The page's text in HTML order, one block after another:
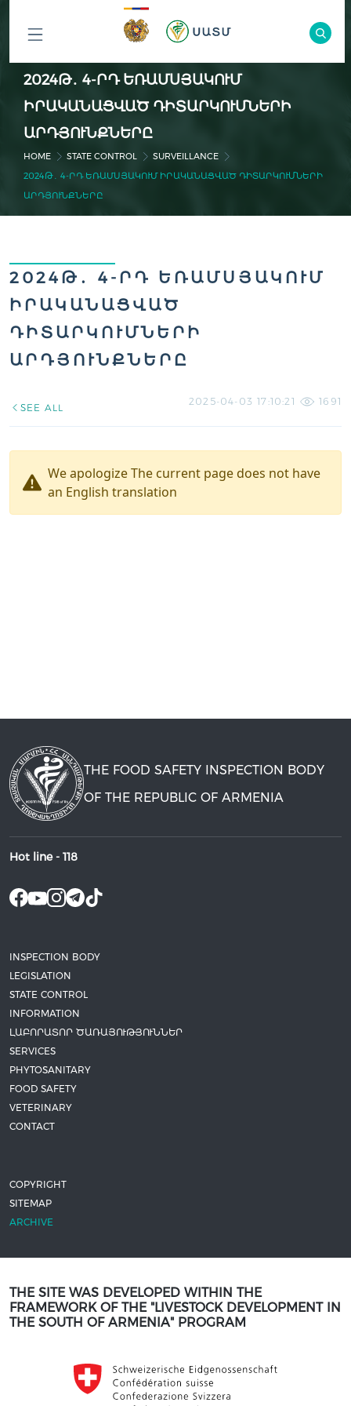
ԲՈԼՈՐ
ԲԱԺԻՆՆԵՐԸ
2024Թ․ 4-ՐԴ ԵՌԱՄՍՅԱԿՈՒՄ
ԻՐԱԿԱՆԱՑՎԱԾ ԴԻՏԱՐԿՈՒՄՆԵՐԻ
ԱՐԴՅՈՒՆՔՆԵՐԸ
HOME STATE CONTROL
SURVEILLANCE
2024Թ․ 4-ՐԴ ԵՌԱՄՍՅԱԿՈՒՄ ԻՐԱԿԱՆԱՑՎԱԾ ԴԻՏԱՐԿՈՒՄՆԵՐԻ
ԱՐԴՅՈՒՆՔՆԵՐԸ
2024Թ․ 4-ՐԴ ԵՌԱՄՍՅԱԿՈՒՄ
ԻՐԱԿԱՆԱՑՎԱԾ
ԴԻՏԱՐԿՈՒՄՆԵՐԻ
ԱՐԴՅՈՒՆՔՆԵՐԸ
SEE ALL
2025-04-03 17:10:21 1691
We apologize The current page does not have
an English translation
THE FOOD SAFETY INSPECTION BODY
OF THE REPUBLIC OF ARMENIA
Hot line - 118
INSPECTION BODY
LEGISLATION
STATE CONTROL
INFORMATION
ԼԱԲՈՐԱՏՈՐ ԾԱՌԱՅՈՒԹՅՈՒՆՆԵՐ
SERVICES
PHYTOSANITARY
FOOD SAFETY
VETERINARY
CONTACT
COPYRIGHT
SITEMAP
ARCHIVE
THE SITE WAS DEVELOPED WITHIN THE
FRAMEWORK OF THE "LIVESTOCK DEVELOPMENT IN
THE SOUTH OF ARMENIA" PROGRAM